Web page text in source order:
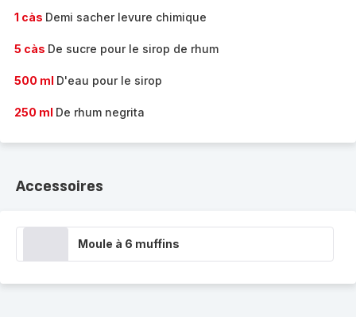
1 càs Demi sacher levure chimique
5 càs De sucre pour le sirop de rhum
500 ml D'eau pour le sirop
250 ml De rhum negrita
Accessoires
Moule à 6 muffins